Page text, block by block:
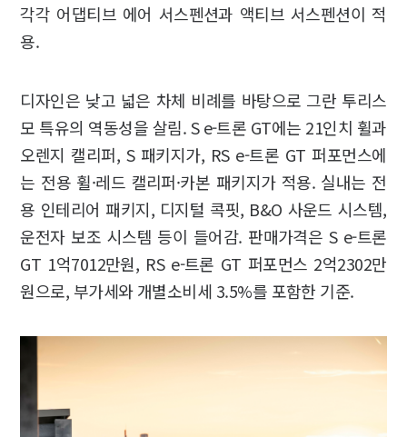
각각 어댑티브 에어 서스펜션과 액티브 서스펜션이 적
용.
디자인은 낮고 넓은 차체 비례를 바탕으로 그란 투리스
모 특유의 역동성을 살림. S e-트론 GT에는 21인치 휠과
오렌지 캘리퍼, S 패키지가, RS e-트론 GT 퍼포먼스에
는 전용 휠·레드 캘리퍼·카본 패키지가 적용. 실내는 전
용 인테리어 패키지, 디지털 콕핏, B&O 사운드 시스템,
운전자 보조 시스템 등이 들어감. 판매가격은 S e-트론
GT 1억7012만원, RS e-트론 GT 퍼포먼스 2억2302만
원으로, 부가세와 개별소비세 3.5%를 포함한 기준.